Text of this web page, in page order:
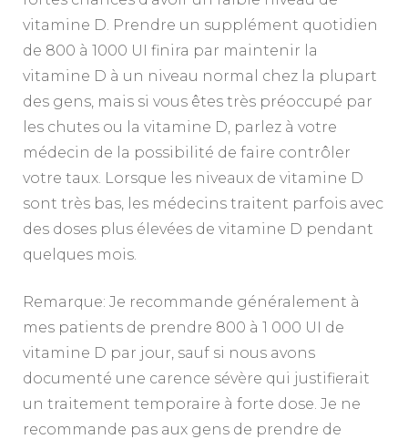
vitamine D. Prendre un supplément quotidien
de 800 à 1000 UI finira par maintenir la
vitamine D à un niveau normal chez la plupart
des gens, mais si vous êtes très préoccupé par
les chutes ou la vitamine D, parlez à votre
médecin de la possibilité de faire contrôler
votre taux. Lorsque les niveaux de vitamine D
sont très bas, les médecins traitent parfois avec
des doses plus élevées de vitamine D pendant
quelques mois.
Remarque: Je recommande généralement à
mes patients de prendre 800 à 1 000 UI de
vitamine D par jour, sauf si nous avons
documenté une carence sévère qui justifierait
un traitement temporaire à forte dose. Je ne
recommande pas aux gens de prendre de